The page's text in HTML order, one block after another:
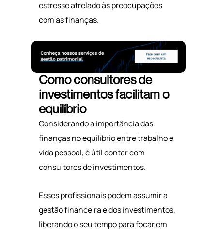
estresse atrelado às preocupações
com as finanças.
Como consultores de
investimentos facilitam o
equilíbrio
Considerando a importância das
finanças no equilíbrio entre trabalho e
vida pessoal, é útil contar com
consultores de investimentos.
Esses profissionais podem assumir a
gestão financeira e dos investimentos,
liberando o seu tempo para focar em